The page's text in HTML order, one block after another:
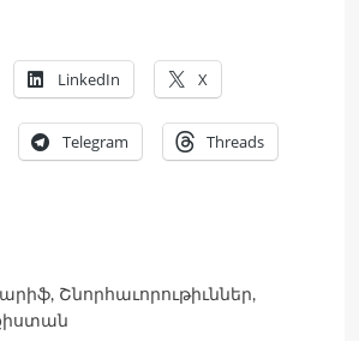
LinkedIn X
Telegram Threads
, Շնորհաւորութիւններ,